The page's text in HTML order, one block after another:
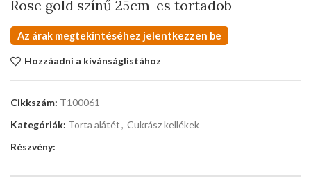
Rose gold színű 25cm-es tortadob
Az árak megtekintéséhez jelentkezzen be
Hozzáadni a kívánságlistához
Cikkszám: T100061
Kategóriák: Torta alátét, Cukrász kellékek
Részvény: